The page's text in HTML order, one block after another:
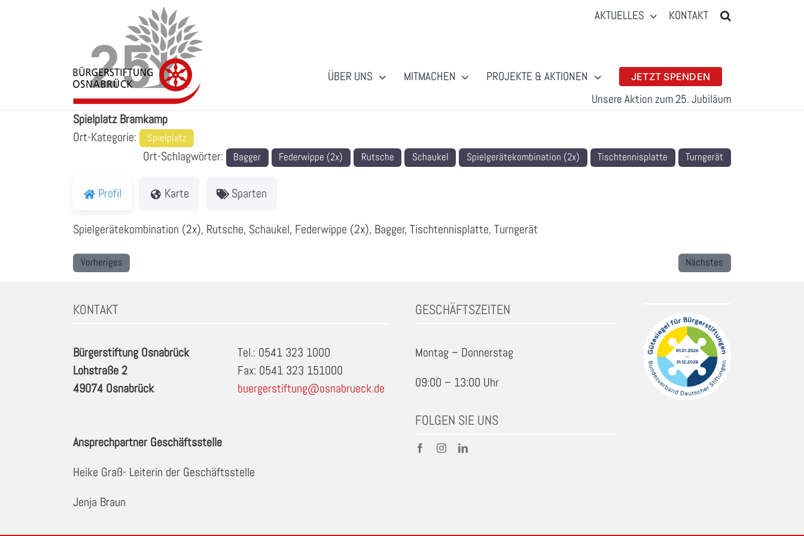
AKTUELLES KONTAKT
ÜBER UNS MITMACHEN PROJEKTE & AKTIONEN JETZT SPENDEN
Unsere Aktion zum 25. Jubiläum
Spielplatz Bramkamp
Ort-Kategorie:
Spielplatz
Ort-Schlagwörter: Bagger Federwippe (2x) Rutsche Schaukel Spielgerätekombination (2x) Tischtennisplatte Turngerät
Profil Karte Sparten
Spielgerätekombination (2x), Rutsche, Schaukel, Federwippe (2x), Bagger, Tischtennisplatte, Turngerät
Vorheriges Nächstes
KONTAKT
Bürgerstiftung Osnabrück
Lohstraße 2
49074 Osnabrück
Tel.: 0541 323 1000
Fax: 0541 323 151000
buergerstiftung@osnabrueck.de
Ansprechpartner Geschäftsstelle
Heike Graß- Leiterin der Geschäftsstelle
Jenja Braun
GESCHÄFTSZEITEN
Montag – Donnerstag
09:00 – 13:00 Uhr
FOLGEN SIE UNS